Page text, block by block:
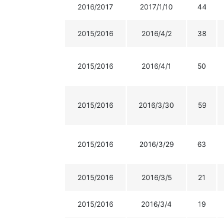
2016/2017 2017/1/10 44
2015/2016 2016/4/2 38
2015/2016 2016/4/1 50
2015/2016 2016/3/30 59
2015/2016 2016/3/29 63
2015/2016 2016/3/5 21
2015/2016 2016/3/4 19